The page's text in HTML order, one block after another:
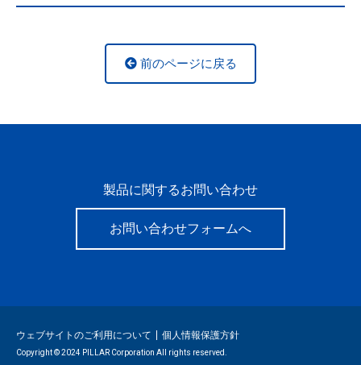
前のページに戻る
製品に関するお問い合わせ
お問い合わせフォームへ
ウェブサイトのご利用について 個人情報保護方針
Copyright © 2024 PILLAR Corporation All rights reserved.